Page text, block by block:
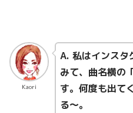
Kaori
A. 私はインスタ
みて、曲名横の
す。何度も出て
る〜。